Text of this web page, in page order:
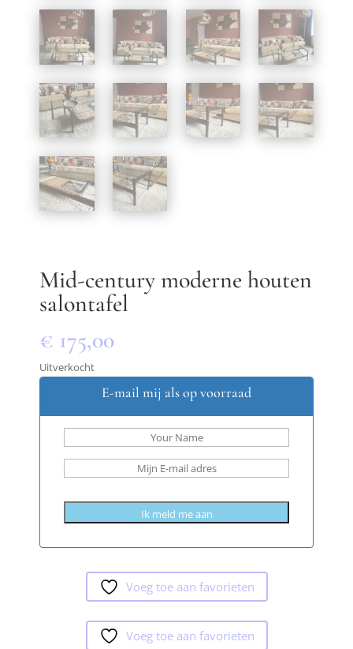
Mid-century moderne houten
salontafel
€ 175,00
Uitverkocht
E-mail mij als op voorraad
Voeg toe aan favorieten
Voeg toe aan favorieten